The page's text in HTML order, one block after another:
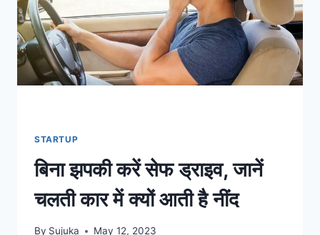
STARTUP
बिना झपकी करें सेफ ड्राइव, जानें
चलती कार में क्यों आती है नींद
By Sujuka May 12, 2023